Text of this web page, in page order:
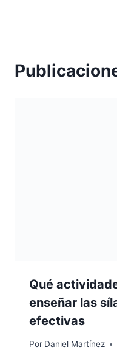
Qué
enseñar las
efectivas
Por Daniel Martínez